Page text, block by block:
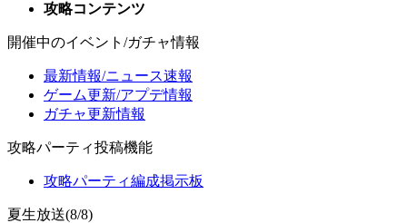
攻略コンテンツ
開催中のイベント/ガチャ情報
最新情報/ニュース速報
ゲーム更新/アプデ情報
ガチャ更新情報
攻略パーティ投稿機能
攻略パーティ編成掲示板
夏生放送(8/8)